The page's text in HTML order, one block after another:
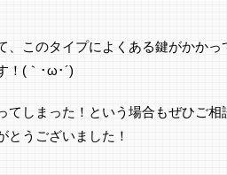
、このタイプによくある鍵がかか
(｀･ω･´)ゞ
しまった！という場合もぜひご相
とうございました！